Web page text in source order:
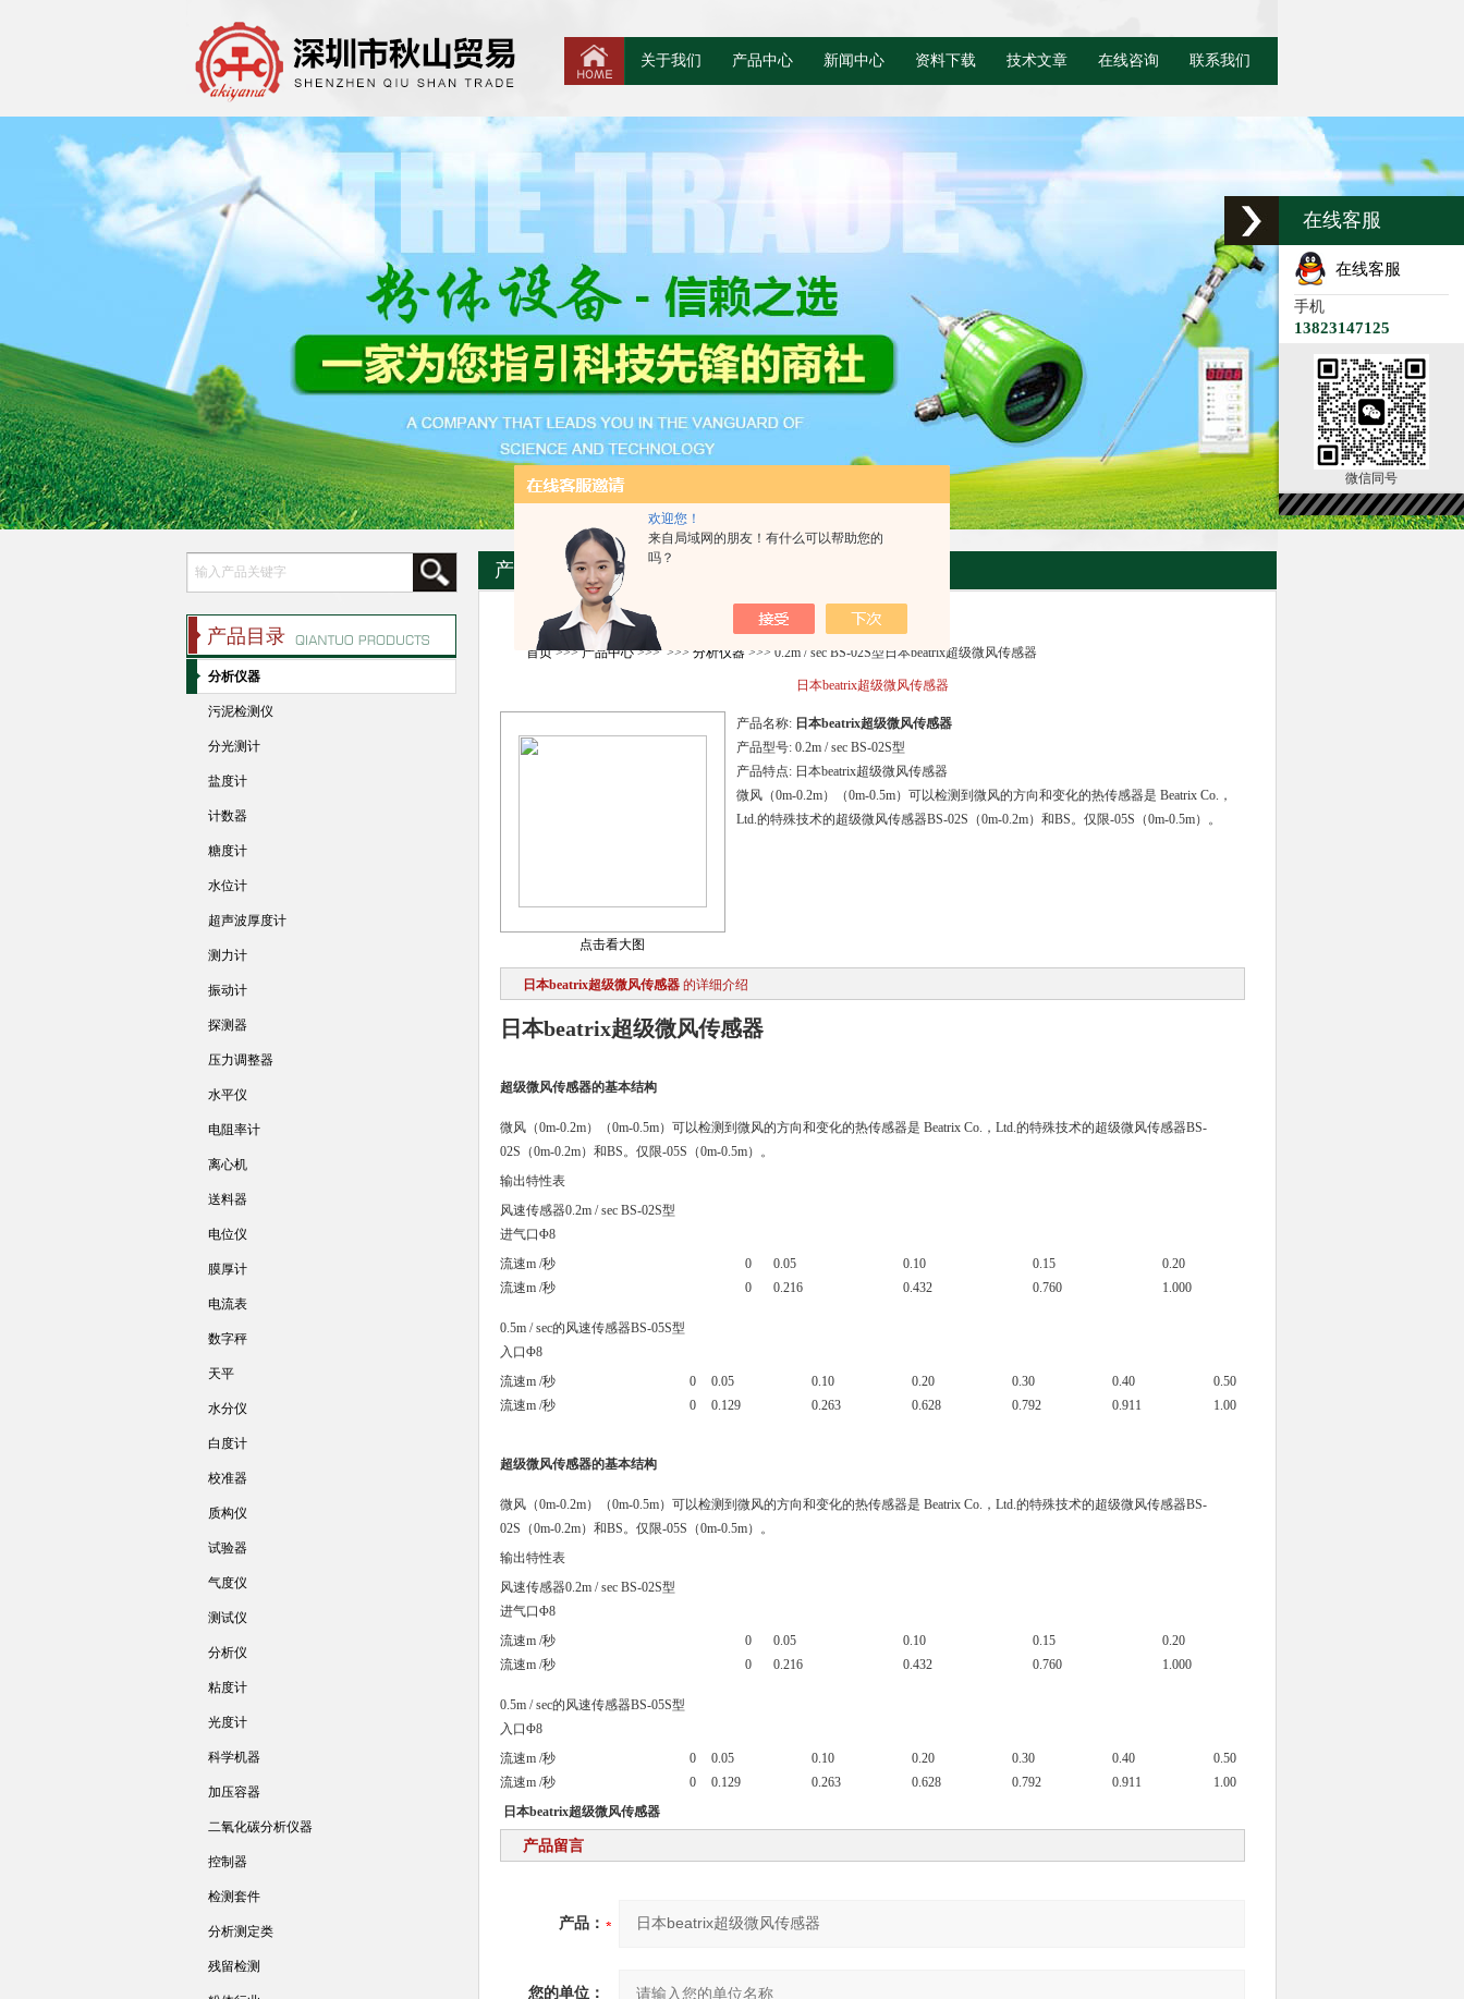
欢迎您！
来自局域网的朋友！有什么可以帮助您的
吗？
关于我们 产品中心 新闻中心 资料下载 技术文章 在线咨询 联系我们
产品资料
首页>>>产品中心>>> >>> 分析仪器>>> 0.2m / sec BS-02S型日本beatrix超级微风传感器
日本beatrix超级微风传感器
点击看大图
产品名称: 日本beatrix超级微风传感器
产品型号: 0.2m / sec BS-02S型
产品特点: 日本beatrix超级微风传感器
微风（0m-0.2m）（0m-0.5m）可以检测到微风的方向和变化的热传感器是 Beatrix Co.，
Ltd.的特殊技术的超级微风传感器BS-02S（0m-0.2m）和BS。仅限-05S（0m-0.5m）。
日本beatrix超级微风传感器 的详细介绍
日本beatrix超级微风传感器
超级微风传感器的基本结构
微风（0m-0.2m）（0m-0.5m）可以检测到微风的方向和变化的热传感器是 Beatrix Co.，Ltd.的特殊技术的超级微风传感器BS-
02S（0m-0.2m）和BS。仅限-05S（0m-0.5m）。
输出特性表
风速传感器0.2m / sec BS-02S型
进气口Φ8
流速m /秒
0 0.05 0.10 0.15
0.20
流速m /秒
0 0.216 0.432 0.760 1.000
0.5m / sec的风速传感器BS-05S型
入口Φ8
流速m /秒
0 0.05 0.10 0.20 0.30 0.40
0.50
流速m /秒
0 0.129 0.263 0.628 0.792 0.911 1.00
超级微风传感器的基本结构
微风（0m-0.2m）（0m-0.5m）可以检测到微风的方向和变化的热传感器是 Beatrix Co.，Ltd.的特殊技术的超级微风传感器BS-
02S（0m-0.2m）和BS。仅限-05S（0m-0.5m）。
输出特性表
风速传感器0.2m / sec BS-02S型
进气口Φ8
流速m /秒
0 0.05 0.10 0.15
0.20
流速m /秒
0 0.216 0.432 0.760 1.000
0.5m / sec的风速传感器BS-05S型
入口Φ8
流速m /秒
0 0.05 0.10 0.20 0.30 0.40
0.50
流速m /秒
0 0.129 0.263 0.628 0.792 0.911
1.00
日本beatrix超级微风传感器
产品留言
产品：
您的单位：
产品目录
分析仪器
污泥检测仪
分光测计
盐度计
计数器
糖度计
水位计
超声波厚度计
测力计
振动计
探测器
压力调整器
水平仪
电阻率计
离心机
送料器
电位仪
膜厚计
电流表
数字秤
天平
水分仪
白度计
校准器
质构仪
试验器
气度仪
测试仪
分析仪
粘度计
光度计
科学机器
加压容器
二氧化碳分析仪器
控制器
检测套件
分析测定类
残留检测
在线客服
在线客服
手机
13823147125
微信同号